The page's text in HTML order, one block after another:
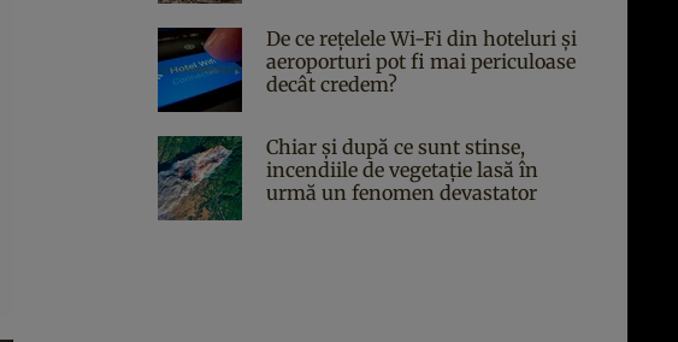
De ce rețelele Wi-Fi din hoteluri și
aeroporturi pot fi mai periculoase
decât credem?
Chiar și după ce sunt stinse,
incendiile de vegetație lasă în
urmă un fenomen devastator